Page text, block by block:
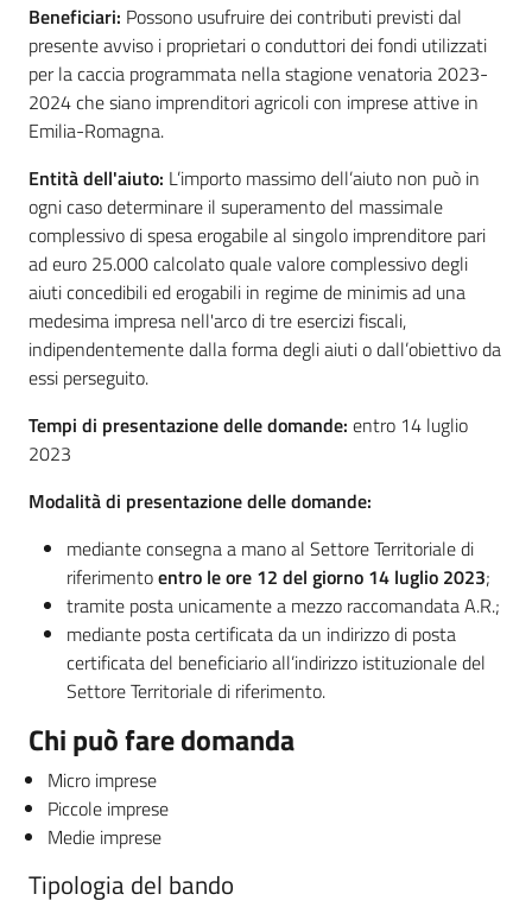
Beneficiari: Possono usufruire dei contributi previsti dal
presente avviso i proprietari o conduttori dei fondi utilizzati
per la caccia programmata nella stagione venatoria 2023-
2024 che siano imprenditori agricoli con imprese attive in
Emilia-Romagna.
Entità dell'aiuto: L’importo massimo dell’aiuto non può in
ogni caso determinare il superamento del massimale
complessivo di spesa erogabile al singolo imprenditore pari
ad euro 25.000 calcolato quale valore complessivo degli
aiuti concedibili ed erogabili in regime de minimis ad una
medesima impresa nell'arco di tre esercizi fiscali,
indipendentemente dalla forma degli aiuti o dall’obiettivo da
essi perseguito.
Tempi di presentazione delle domande: entro 14 luglio
2023
Modalità di presentazione delle domande:
mediante consegna a mano al Settore Territoriale di
riferimentoentro le ore 12 del giorno 14 luglio 2023;
tramite posta unicamente a mezzo raccomandata A.R.;
mediante posta certificata da un indirizzo di posta
certificata del beneficiario all’indirizzo istituzionale del
Settore Territoriale di riferimento.
Chi può fare domanda
Micro imprese
Piccole imprese
Medie imprese
Tipologia del bando